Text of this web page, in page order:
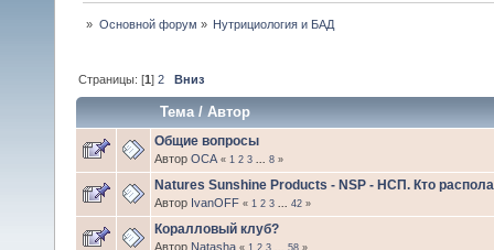
» Основной форум » Нутрициология и БАД
Страницы: [1]2 Вниз
Тема/Автор
Общие вопросы
Автор ОСА « 1 2 3 8 »
Natures Sunshine Products - NSP - НСП. Кто
Автор IvanOFF « 1 2 3 42 »
Коралловый клуб?
Автор Natasha « 1 2 3 58 »